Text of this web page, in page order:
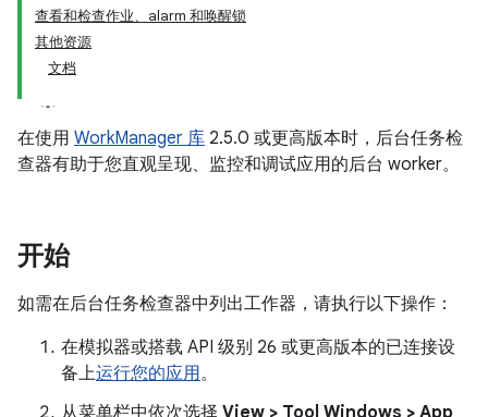
查看和检查作业、alarm 和唤醒锁
其他资源
文档
在使用 WorkManager 库 2.5.0 或更高版本时，后台任务检
查器有助于您直观呈现、监控和调试应用的后台 worker。
开始
如需在后台任务检查器中列出工作器，请执行以下操作：
在模拟器或搭载 API 级别 26 或更高版本的已连接设
备上运行您的应用。
从菜单栏中依次选择 View > Tool Windows > App